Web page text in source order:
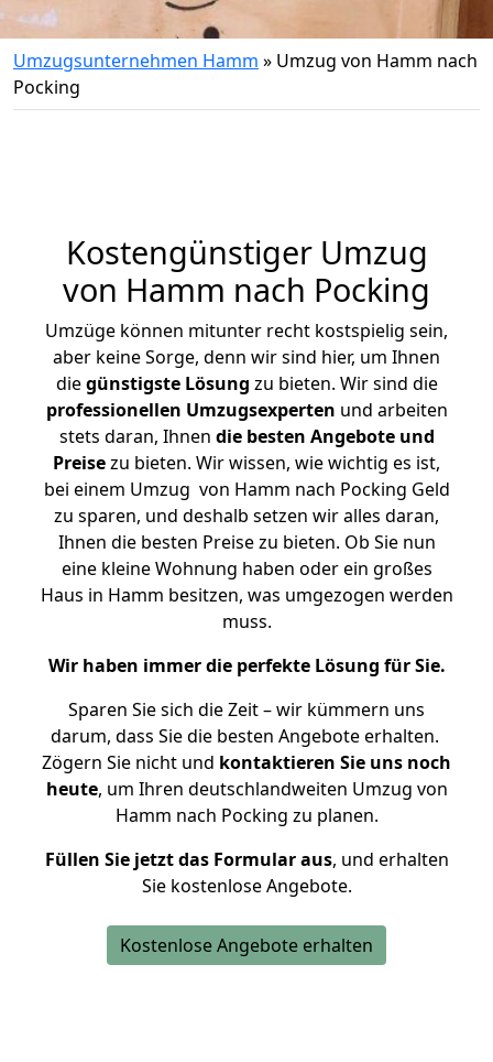
Umzugsunternehmen Hamm » Umzug von Hamm nach
Pocking
Kostengünstiger Umzug
von Hamm nach Pocking
Umzüge können mitunter recht kostspielig sein,
aber keine Sorge, denn wir sind hier, um Ihnen
diegünstigste Lösung zu bieten. Wir sind die
professionellen Umzugsexperten und arbeiten
stets daran, Ihnen die besten Angebote und
Preisezu bieten. Wir wissen, wie wichtig es ist,
bei einem Umzug von Hamm nach Pocking Geld
zu sparen, und deshalb setzen wir alles daran,
Ihnen die besten Preise zu bieten. Ob Sie nun
eine kleine Wohnung haben oder ein großes
Haus in Hamm besitzen, was umgezogen werden
muss.
Wir haben immer die perfekte Lösung für Sie.
Sparen Sie sich die Zeit – wir kümmern uns
darum, dass Sie die besten Angebote erhalten.
Zögern Sie nicht und kontaktieren Sie uns noch
heute, um Ihren deutschlandweiten Umzug von
Hamm nach Pocking zu planen.
Füllen Sie jetzt das Formular aus, und erhalten
Sie kostenlose Angebote.
Kostenlose Angebote erhalten